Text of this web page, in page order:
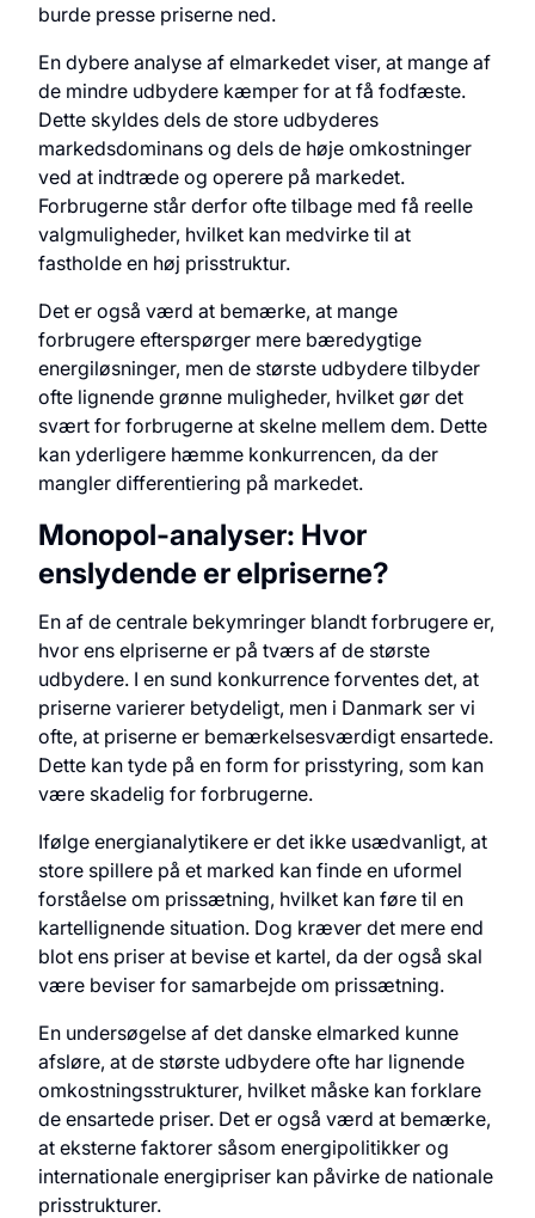
burde presse priserne ned.
En dybere analyse af elmarkedet viser, at mange af
de mindre udbydere kæmper for at få fodfæste.
Dette skyldes dels de store udbyderes
markedsdominans og dels de høje omkostninger
ved at indtræde og operere på markedet.
Forbrugerne står derfor ofte tilbage med få reelle
valgmuligheder, hvilket kan medvirke til at
fastholde en høj prisstruktur.
Det er også værd at bemærke, at mange
forbrugere efterspørger mere bæredygtige
energiløsninger, men de største udbydere tilbyder
ofte lignende grønne muligheder, hvilket gør det
svært for forbrugerne at skelne mellem dem. Dette
kan yderligere hæmme konkurrencen, da der
mangler differentiering på markedet.
Monopol-analyser: Hvor
enslydende er elpriserne?
En af de centrale bekymringer blandt forbrugere er,
hvor ens elpriserne er på tværs af de største
udbydere. I en sund konkurrence forventes det, at
priserne varierer betydeligt, men i Danmark ser vi
ofte, at priserne er bemærkelsesværdigt ensartede.
Dette kan tyde på en form for prisstyring, som kan
være skadelig for forbrugerne.
Ifølge energianalytikere er det ikke usædvanligt, at
store spillere på et marked kan finde en uformel
forståelse om prissætning, hvilket kan føre til en
kartellignende situation. Dog kræver det mere end
blot ens priser at bevise et kartel, da der også skal
være beviser for samarbejde om prissætning.
En undersøgelse af det danske elmarked kunne
afsløre, at de største udbydere ofte har lignende
omkostningsstrukturer, hvilket måske kan forklare
de ensartede priser. Det er også værd at bemærke,
at eksterne faktorer såsom energipolitikker og
internationale energipriser kan påvirke de nationale
prisstrukturer.